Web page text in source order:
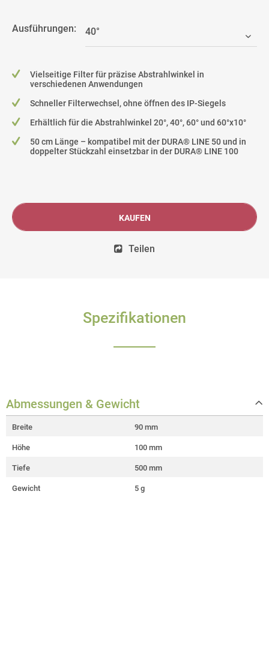
Ausführungen:
Vielseitige Filter für präzise Abstrahlwinkel in
verschiedenen Anwendungen
Schneller Filterwechsel, ohne öffnen des IP-Siegels
Erhältlich für die Abstrahlwinkel 20°, 40°, 60° und 60°x10°
50 cm Länge – kompatibel mit der DURA® LINE 50 und in
doppelter Stückzahl einsetzbar in der DURA® LINE 100
KAUFEN
Teilen
Spezifikationen
Abmessungen & Gewicht
Breite 90 mm
Höhe 100 mm
Tiefe 500 mm
Gewicht 5 g